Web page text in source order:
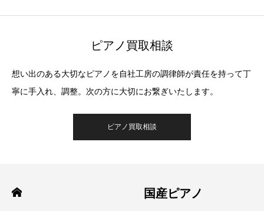
ピアノ買取相談
想い出のある大切なピアノを自社工房の調律師が責任を持って丁
寧に手入れ、調整。次の方に大切にお繋ぎいたします。
ピアノ買取相談
国産ピアノ